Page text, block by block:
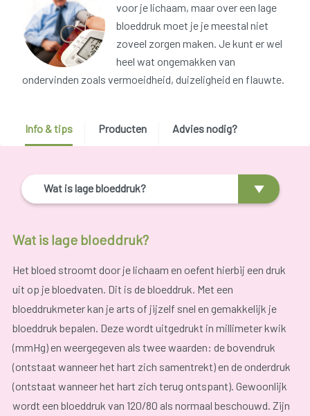
voor je lichaam, maar over een lage
bloeddruk moet je je meestal niet
zoveel zorgen maken. Je kunt er wel
heel wat ongemakken van
ondervinden zoals vermoeidheid, duizeligheid en flauwte.
Info & tips Producten Advies nodig?
Wat is lage bloeddruk?
Wat is lage bloeddruk?
Het bloed stroomt door je lichaam en oefent hierbij een druk
uit op je bloedvaten. Dit is de bloeddruk. Met een
bloeddrukmeter kan je arts of jijzelf snel en gemakkelijk je
bloeddruk bepalen. Deze wordt uitgedrukt in millimeter kwik
(mmHg) en weergegeven als twee waarden: de bovendruk
(ontstaat wanneer het hart zich samentrekt) en de onderdruk
(ontstaat wanneer het hart zich terug ontspant). Gewoonlijk
wordt een bloeddruk van 120/80 als normaal beschouwd. Zijn